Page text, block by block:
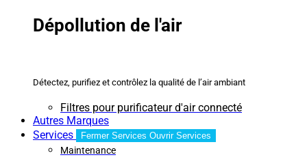
Dépollution de l'air
Détectez, purifiez et contrôlez la qualité de l’air ambiant
Filtres pour purificateur d'air connecté
Autres Marques
Services
Fermer Services Ouvrir Services
Maintenance